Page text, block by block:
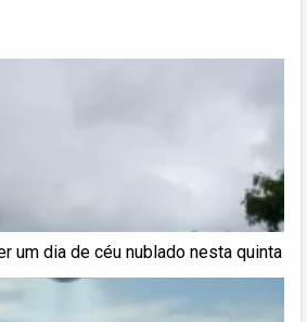
um dia de céu nublado nesta quinta